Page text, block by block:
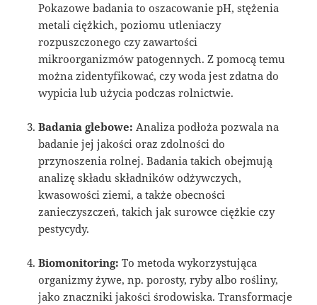
Pokazowe badania to oszacowanie pH, stężenia
metali ciężkich, poziomu utleniaczy
rozpuszczonego czy zawartości
mikroorganizmów patogennych. Z pomocą temu
można zidentyfikować, czy woda jest zdatna do
wypicia lub użycia podczas rolnictwie.
Badania glebowe: Analiza podłoża pozwala na
badanie jej jakości oraz zdolności do
przynoszenia rolnej. Badania takich obejmują
analizę składu składników odżywczych,
kwasowości ziemi, a także obecności
zanieczyszczeń, takich jak surowce ciężkie czy
pestycydy.
Biomonitoring: To metoda wykorzystująca
organizmy żywe, np. porosty, ryby albo rośliny,
jako znaczniki jakości środowiska. Transformacje